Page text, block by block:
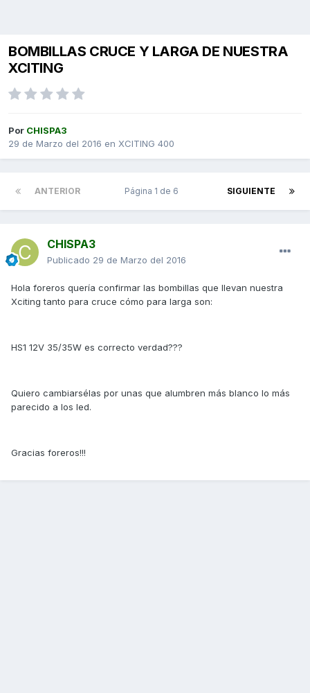
BOMBILLAS CRUCE Y LARGA DE NUESTRA
XCITING
Por CHISPA3
29 de Marzo del 2016 en XCITING 400
ANTERIOR SIGUIENTE
Página 1 de 6
CHISPA3
Publicado 29 de Marzo del 2016
Hola foreros quería confirmar las bombillas que llevan nuestra
Xciting tanto para cruce cómo para larga son:
HS1 12V 35/35W es correcto verdad???
Quiero cambiarsélas por unas que alumbren más blanco lo más
parecido a los led.
Gracias foreros!!!